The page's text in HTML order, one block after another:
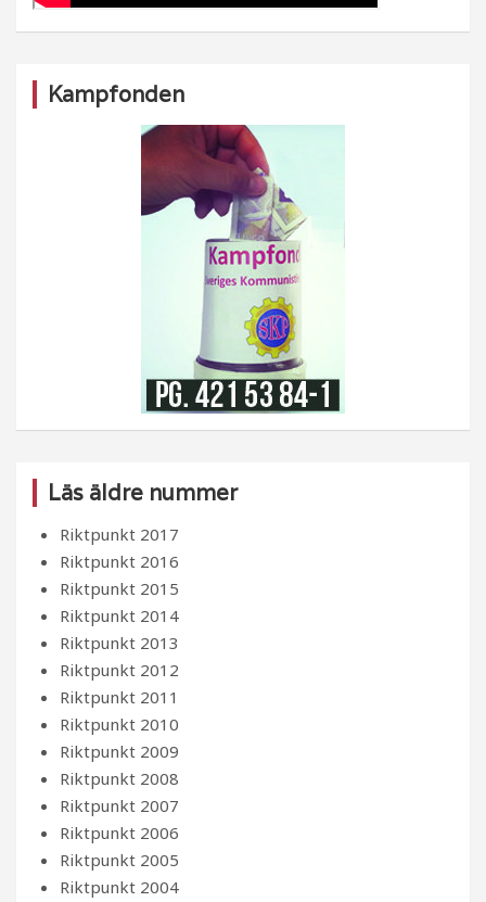
Kampfonden
Läs äldre nummer
Riktpunkt 2017
Riktpunkt 2016
Riktpunkt 2015
Riktpunkt 2014
Riktpunkt 2013
Riktpunkt 2012
Riktpunkt 2011
Riktpunkt 2010
Riktpunkt 2009
Riktpunkt 2008
Riktpunkt 2007
Riktpunkt 2006
Riktpunkt 2005
Riktpunkt 2004